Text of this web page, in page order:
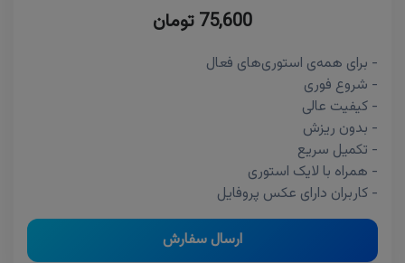
75,600 تومان
- برای همه‌ی استوری‌های فعال
- شروع فوری
- کیفیت عالی
- بدون ریزش
- تکمیل سریع
- همراه با لایک استوری
- کاربران دارای عکس پروفایل
ارسال سفارش